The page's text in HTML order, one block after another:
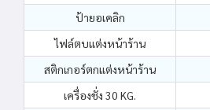
ป้ายอเคลิก
ไฟล์ตบแต่งหน้าร้าน
สติกเกอร์ตกแต่งหน้าร้าน
เครื่องชั่ง 30 KG.